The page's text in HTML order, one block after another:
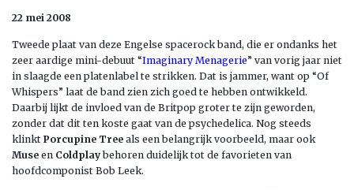
22 mei 2008
Tweede plaat van deze Engelse spacerock band, die er ondanks het
zeer aardige mini-debuut “Imaginary Menagerie” van vorig jaar niet
in slaagde een platenlabel te strikken. Dat is jammer, want op “Of
Whispers” laat de band zien zich goed te hebben ontwikkeld.
Daarbij lijkt de invloed van de Britpop groter te zijn geworden,
zonder dat dit ten koste gaat van de psychedelica. Nog steeds
klinkt Porcupine Tree als een belangrijk voorbeeld, maar ook
Muse en Coldplaybehoren duidelijk tot de favorieten van
hoofdcomponist Bob Leek.